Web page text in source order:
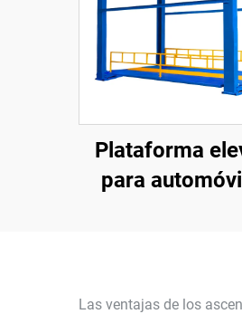
Plataforma
para
Las ventajas de los